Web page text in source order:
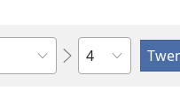
Shapita